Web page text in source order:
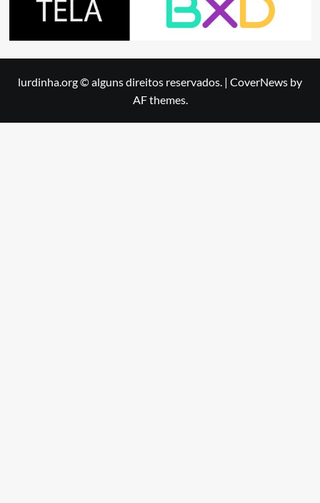
lurdinha.org © alguns direitos reservados. | CoverNews by
AF themes.